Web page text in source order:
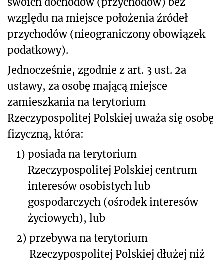
względu na miejsce położenia źródeł
przychodów (nieograniczony obowiązek
podatkowy).
Jednocześnie, zgodnie z art. 3 ust. 2a
ustawy, za osobę mającą miejsce
zamieszkania na terytorium
Rzeczypospolitej Polskiej uważa się osobę
fizyczną, która:
1) posiada na terytorium
Rzeczypospolitej Polskiej centrum
interesów osobistych lub
gospodarczych (ośrodek interesów
życiowych), lub
2) przebywa na terytorium
Rzeczypospolitej Polskiej dłużej niż